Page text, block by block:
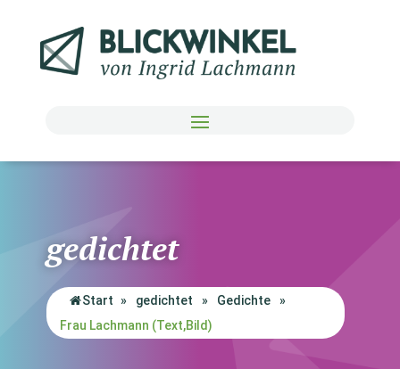
gedichtet
Start » gedichtet » Gedichte
»
Frau Lachmann (Text,Bild)